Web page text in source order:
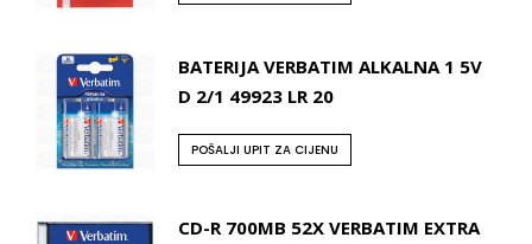
BATERIJA VERBATIM ALKALNA 1 5V
D 2/1 49923 LR 20
POŠALJI UPIT ZA CIJENU
CD-R 700MB 52X VERBATIM EXTRA